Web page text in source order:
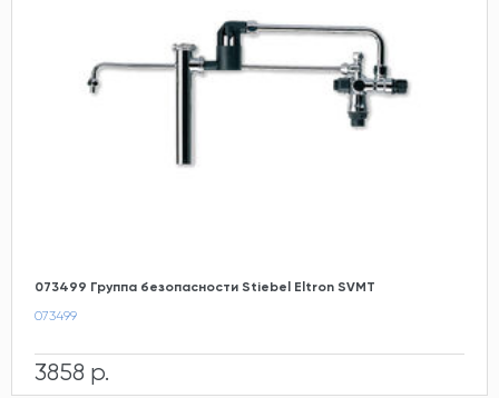
073499 Группа безопасности Stiebel Eltron SVMT
073499
3858 р.